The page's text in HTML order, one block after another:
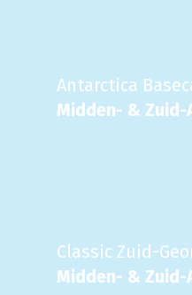
Antarctica
Midden- & Zuid-
Classic Zuid-
Midden- & Zuid-